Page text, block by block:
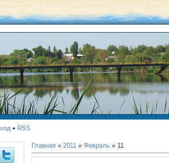
• RSS
Главная » 2011 » Февраль » 11